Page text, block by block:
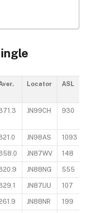
Locator ASL
JN99CH 930
JN98AS 1093
JN87WV 148
JN88NG 555
JN87UU 107
JN88NR 199